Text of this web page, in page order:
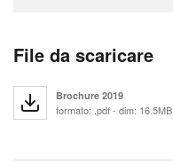
File da scaricare
Brochure 2019
formato: .pdf - dim: 16.5MB